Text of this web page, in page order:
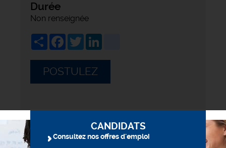
Durée
Non renseignée
ShareFacebook
Twitter
POSTULEZ
CANDIDATS
Consultez nos offres d'emploi